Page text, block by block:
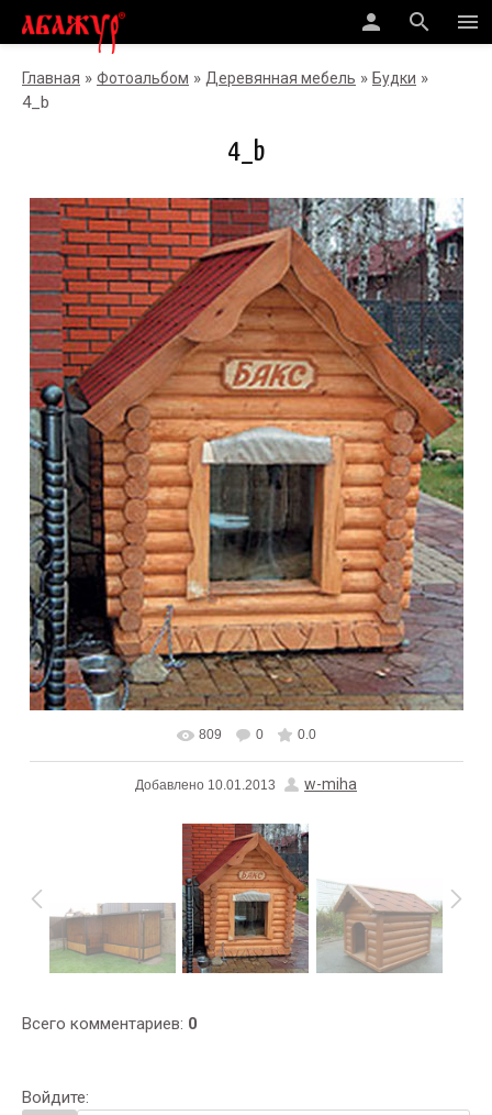
menu
search
person
Главная » Фотоальбом » Деревянная мебель » Будки »
4_b
4_b
809 0 0.0
Добавлено 10.01.2013 w-miha
Всего комментариев: 0
Войдите: